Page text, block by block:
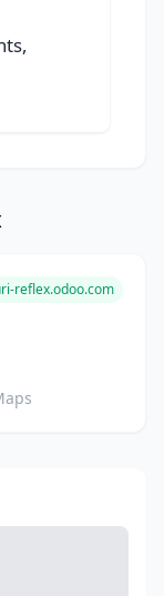
reflex.odoo.com